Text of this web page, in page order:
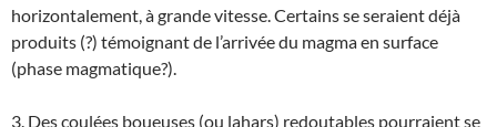
horizontalement, à grande vitesse. Certains se seraient déjà
produits (?) témoignant de l’arrivée du magma en surface
(phase magmatique?).
3. Des coulées boueuses (ou lahars) redoutables pourraient se